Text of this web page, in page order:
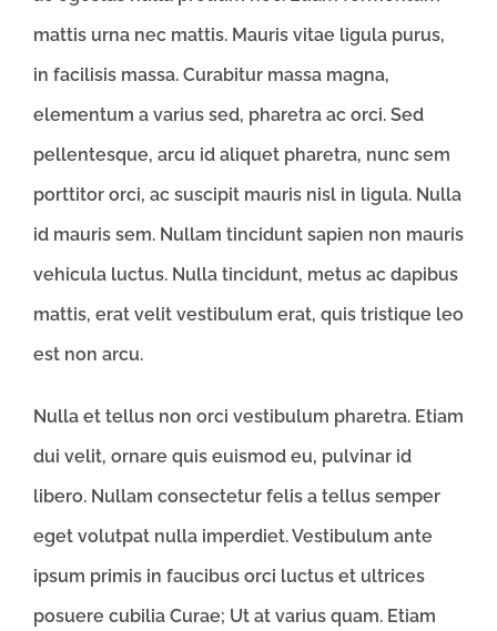
mattis urna nec mattis. Mauris vitae ligula purus,
in facilisis massa. Curabitur massa magna,
elementum a varius sed, pharetra ac orci. Sed
pellentesque, arcu id aliquet pharetra, nunc sem
porttitor orci, ac suscipit mauris nisl in ligula. Nulla
id mauris sem. Nullam tincidunt sapien non mauris
vehicula luctus. Nulla tincidunt, metus ac dapibus
mattis, erat velit vestibulum erat, quis tristique leo
est non arcu.
Nulla et tellus non orci vestibulum pharetra. Etiam
dui velit, ornare quis euismod eu, pulvinar id
libero. Nullam consectetur felis a tellus semper
eget volutpat nulla imperdiet. Vestibulum ante
ipsum primis in faucibus orci luctus et ultrices
posuere cubilia Curae; Ut at varius quam. Etiam